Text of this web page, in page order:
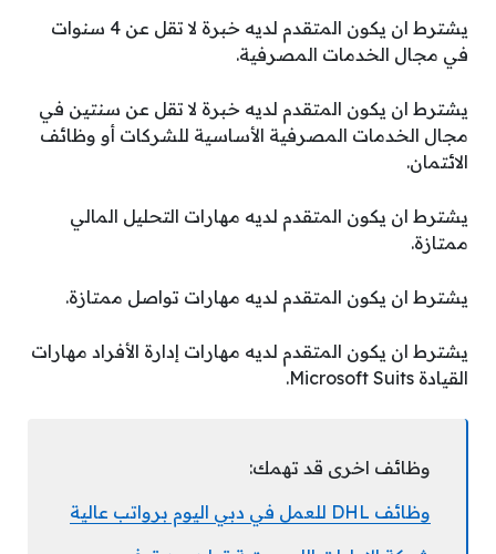
يشترط ان يكون المتقدم لديه خبرة لا تقل عن 4 سنوات
في مجال الخدمات المصرفية.
يشترط ان يكون المتقدم لديه خبرة لا تقل عن سنتين في
مجال الخدمات المصرفية الأساسية للشركات أو وظائف
الائتمان.
يشترط ان يكون المتقدم لديه مهارات التحليل المالي
ممتازة.
يشترط ان يكون المتقدم لديه مهارات تواصل ممتازة.
يشترط ان يكون المتقدم لديه مهارات إدارة الأفراد مهارات
القيادة Microsoft Suits.
وظائف اخرى قد تهمك:
وظائف DHL للعمل في دبي اليوم برواتب عالية